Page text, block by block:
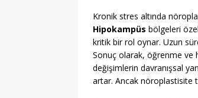
Kronik stres altında
Hipokampüs bölgeleri
kritik bir rol oynar. Uzun
Sonuç olarak, öğrenme ve
değişimlerin davranışsal
artar. Ancak nöroplastisite